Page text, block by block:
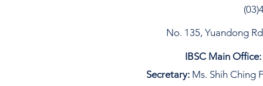
No. 135, Yuandong
IBSC Main Office:
Secretary: Ms. Shih Ching